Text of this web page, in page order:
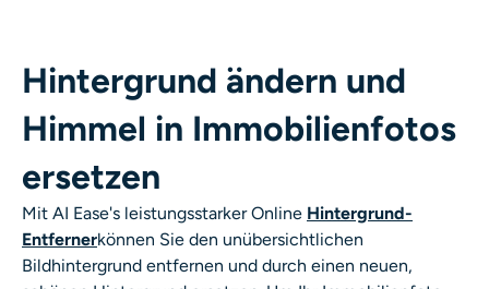
Hintergrund ändern und
Himmel in Immobilienfotos
ersetzen
Mit AI Ease's leistungsstarker Online Hintergrund-
Entfernerkönnen Sie den unübersichtlichen
Bildhintergrund entfernen und durch einen neuen,